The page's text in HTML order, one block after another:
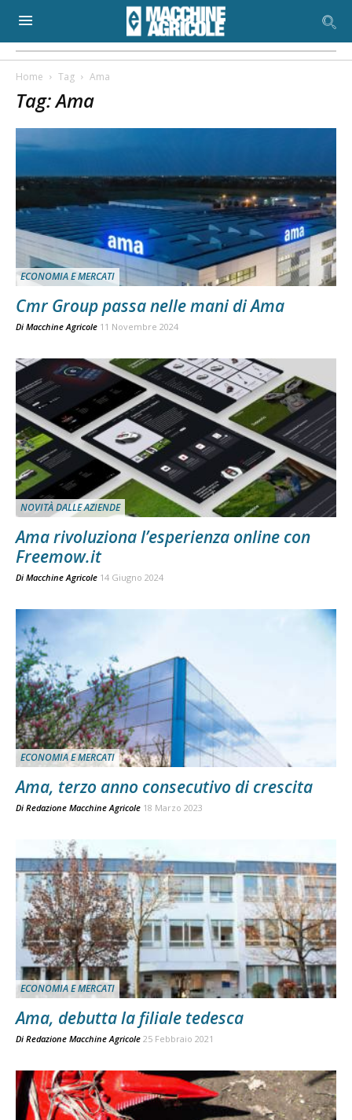
Home Tag Ama
Tag: Ama
ECONOMIA E MERCATI
Cmr Group passa nelle mani di Ama
Di Macchine Agricole 11 Novembre 2024
NOVITÀ DALLE AZIENDE
Ama rivoluziona l’esperienza online con
Freemow.it
Di Macchine Agricole 14 Giugno 2024
ECONOMIA E MERCATI
Ama, terzo anno consecutivo di crescita
Di Redazione Macchine Agricole 18 Marzo 2023
ECONOMIA E MERCATI
Ama, debutta la filiale tedesca
Di Redazione Macchine Agricole 25 Febbraio 2021